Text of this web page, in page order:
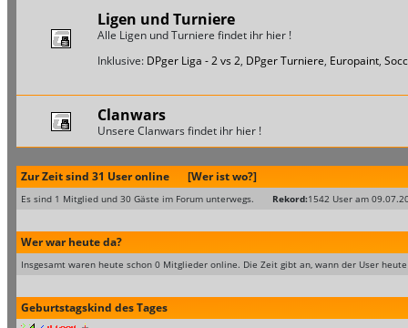
Ligen und Turniere
Alle Ligen und Turniere findet ihr hier !
Inklusive: DPger Liga - 2 vs 2, DPger Turniere, Europaint,
Clanwars
Unsere Clanwars findet ihr hier !
Zur Zeit sind 31 User online [Wer ist wo?]
Es sind 1 Mitglied und 30 Gäste im Forum unterwegs. Rekord:1542 User am
Wer war heute da?
Insgesamt waren heute schon 0 Mitglieder online. Die Zeit gibt an, wann der User
Geburtstagskind des Tages